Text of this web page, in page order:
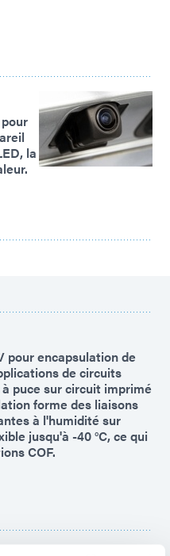
la
pour encapsulation de
de circuits
puce sur circuit imprimé
forme des liaisons
à l'humidité sur
jusqu'à -40 °C, ce qui
COF.